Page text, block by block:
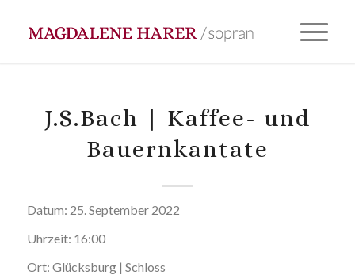
J.S.Bach | Kaffee- und
Bauernkantate
Datum: 25. September 2022
Uhrzeit: 16:00
Ort: Glücksburg | Schloss